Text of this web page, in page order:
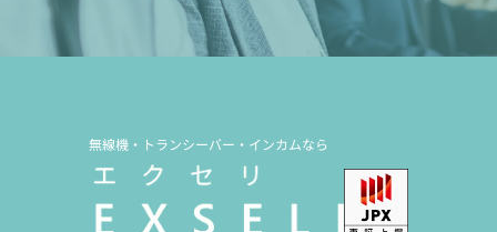
無線機・トランシーバー・インカムなら